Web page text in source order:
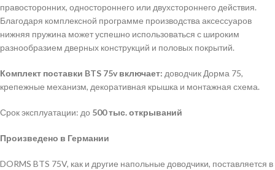
правосторонних, одностороннего или двухстороннего действия.
Благодаря комплексной программе производства аксессуаров
нижняя пружина может успешно использоваться с широким
разнообразием дверных конструкций и половых покрытий.
Комплект поставки BTS 75v включает: доводчик Дорма 75,
крепежные механизм, декоративная крышка и монтажная схема.
Срок эксплуатации: до 500 тыс. открываний
Произведено в Германии
DORMS BTS 75V, как и другие напольные доводчики, поставляется в